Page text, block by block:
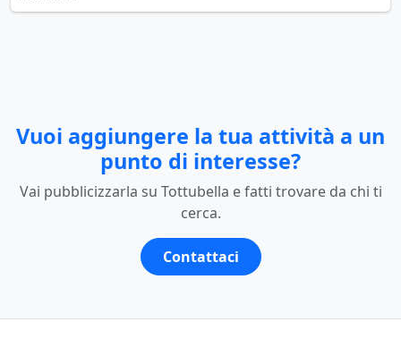
Vuoi aggiungere la tua attività a un
punto di interesse?
Vai pubblicizzarla su Tottubella e fatti trovare da chi ti
cerca.
Contattaci